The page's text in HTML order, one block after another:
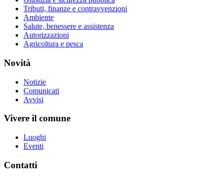
Tributi, finanze e contravvenzioni
Ambiente
Salute, benessere e assistenza
Autorizzazioni
Agricoltura e pesca
Novità
Notizie
Comunicati
Avvisi
Vivere il comune
Luoghi
Eventi
Contatti